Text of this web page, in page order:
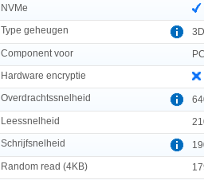
NVMe
Type geheugen
Component voor
Hardware encryptie
Overdrachtssnelheid
Leessnelheid
Schrijfsnelheid
Random read (4KB)